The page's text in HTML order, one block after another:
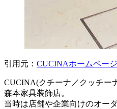
引用元： CUCINAホームペー
CUCINA(クチーナ／クッチー
森本家具装飾店。
当時は店舗や企業向けのオー